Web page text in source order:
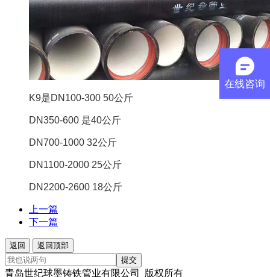
K9是DN100-300 50公斤
DN350-600 是40公斤
DN700-1000 32公斤
DN1100-2000 25公斤
DN2200-2600 18公斤
上一篇
下一篇
返回
返回顶部
提交
青岛世纪球墨铸铁管业有限公司 版权所有
在线咨询